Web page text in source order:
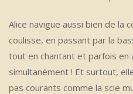
Alice navigue aussi bien de la
coulisse, en passant par la
tout en chantant et parfois en
simultanément ! Et surtout,
pas courants comme la scie